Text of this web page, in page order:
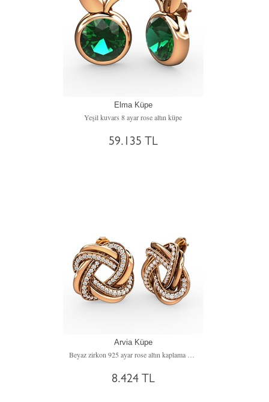
Elma Küpe
Yeşil kuvars 8 ayar rose altın küpe
59.135 TL
Arvia Küpe
8.424 TL